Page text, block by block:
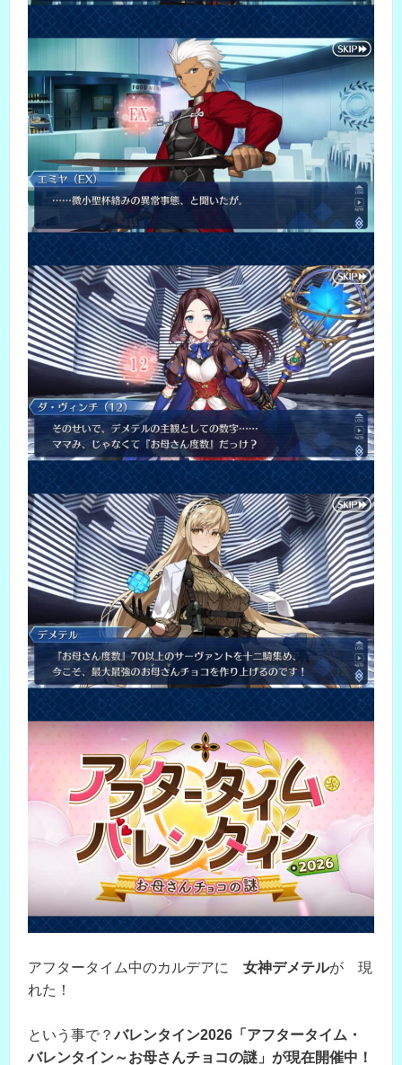
アフタータイム中のカルデアに 女神デメテルが 現
れた！
という事で？バレンタイン2026「アフタータイム・
バレンタイン～お母さんチョコの謎」が現在開催中！